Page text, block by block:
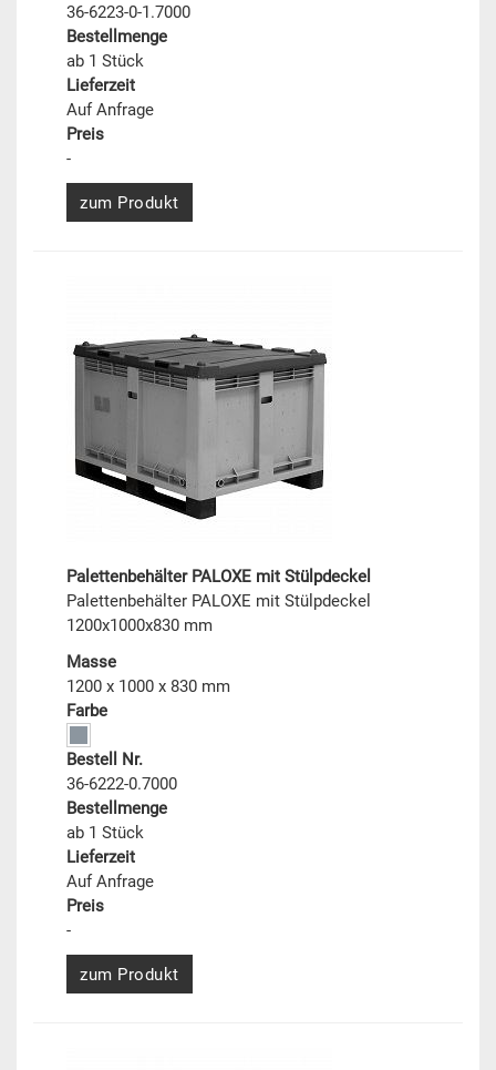
36-6223-0-1.7000
Bestellmenge
ab 1 Stück
Lieferzeit
Auf Anfrage
Preis
-
zum Produkt
Palettenbehälter PALOXE mit Stülpdeckel
Palettenbehälter PALOXE mit Stülpdeckel
1200x1000x830 mm
Masse
1200 x 1000 x 830 mm
Farbe
Bestell Nr.
36-6222-0.7000
Bestellmenge
ab 1 Stück
Lieferzeit
Auf Anfrage
Preis
-
zum Produkt